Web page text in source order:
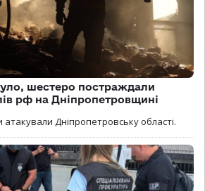
шестеро постраждали
рф на Дніпропетровщині
атакували Дніпропетровську області.